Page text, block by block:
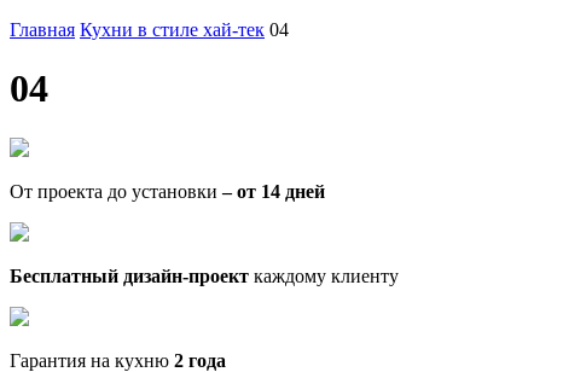
Главная Кухни в стиле хай-тек 04
04
От проекта до установки– от 14 дней
Бесплатный дизайн-проект каждому клиенту
Гарантия на кухню 2 года